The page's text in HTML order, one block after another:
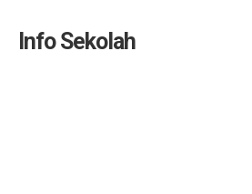
Info Sekolah